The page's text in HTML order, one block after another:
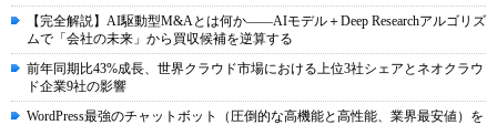
【完全解説】AI駆動型M&Aとは何か――AIモデル＋Deep Researchアルゴリズ
ムで「会社の未来」から買収候補を逆算する
前年同期比43%成長、世界クラウド市場における上位3社シェアとネオクラウ
ド企業9社の影響
WordPress最強のチャットボット（圧倒的な高機能と高性能、業界最安値）を